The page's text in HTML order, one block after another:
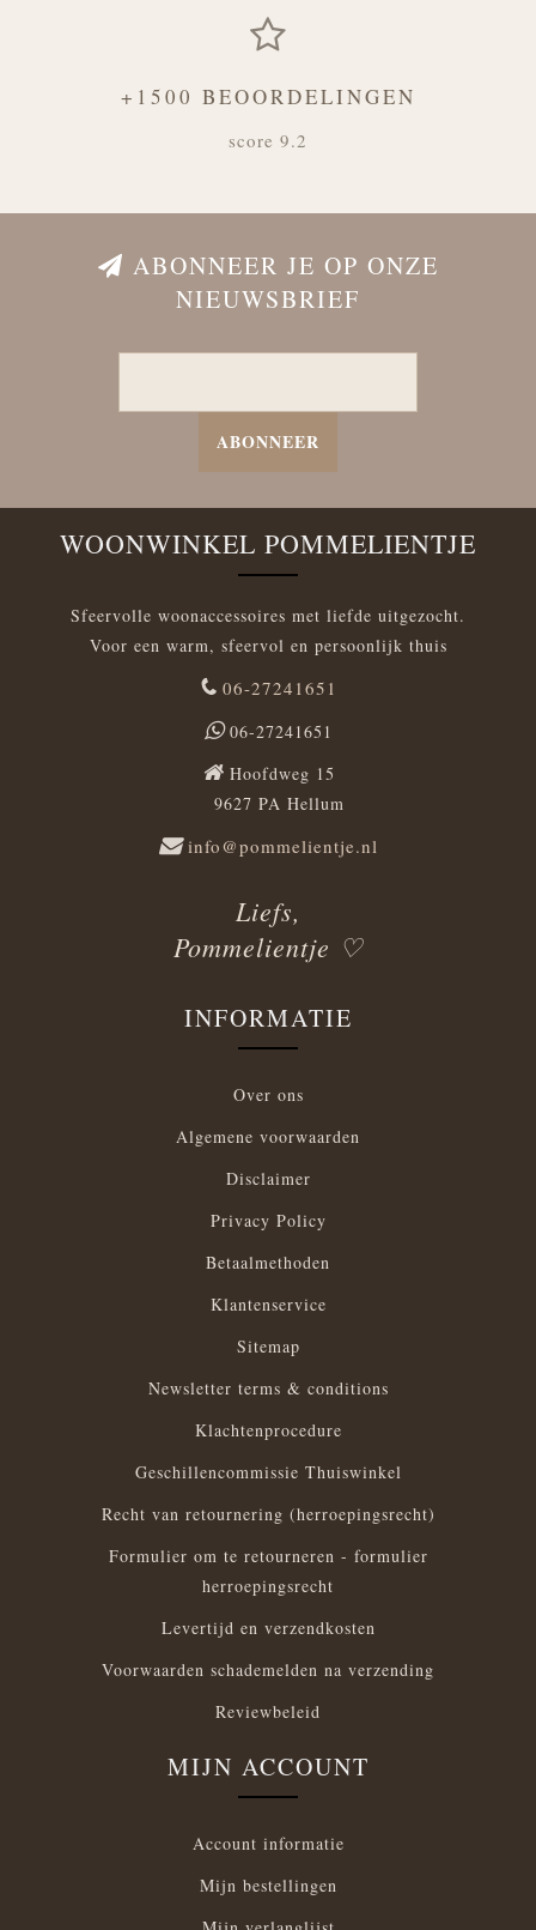
+1500 BEOORDELINGEN
score 9.2
ABONNEER JE OP ONZE
NIEUWSBRIEF
ABONNEER
WOONWINKEL POMMELIENTJE
Sfeervolle woonaccessoires met liefde uitgezocht.
Voor een warm, sfeervol en persoonlijk thuis
06-27241651
06-27241651
Hoofdweg 15
9627 PA Hellum
info@pommelientje.nl
Liefs,
Pommelientje ♡
INFORMATIE
Over ons
Algemene voorwaarden
Disclaimer
Privacy Policy
Betaalmethoden
Klantenservice
Sitemap
Newsletter terms & conditions
Klachtenprocedure
Geschillencommissie Thuiswinkel
Recht van retournering (herroepingsrecht)
Formulier om te retourneren - formulier
herroepingsrecht
Levertijd en verzendkosten
Voorwaarden schademelden na verzending
Reviewbeleid
MIJN ACCOUNT
Account informatie
Mijn bestellingen